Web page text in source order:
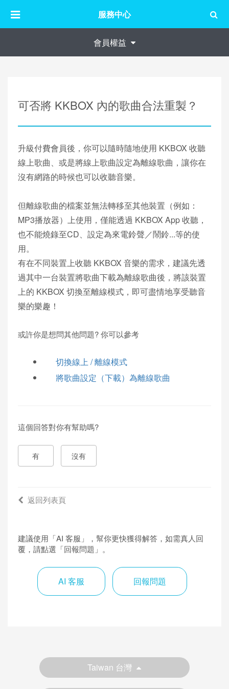
服務中心
會員權益
可否將 KKBOX 內的歌曲合法重製？
升級付費會員後，你可以隨時隨地使用 KKBOX 收聽
線上歌曲、或是將線上歌曲設定為離線歌曲，讓你在
沒有網路的時候也可以收聽音樂。
但離線歌曲的檔案並無法轉移至其他裝置（例如：
MP3播放器）上使用，僅能透過 KKBOX App 收聽，
也不能燒錄至CD、設定為來電鈴聲／鬧鈴...等的使
用。
有在不同裝置上收聽 KKBOX 音樂的需求，建議先透
過其中一台裝置將歌曲下載為離線歌曲後，將該裝置
上的 KKBOX 切換至離線模式，即可盡情地享受聽音
樂的樂趣！
或許你是想問其他問題? 你可以參考
切換線上 / 離線模式
將歌曲設定（下載）為離線歌曲
這個回答對你有幫助嗎?
有 沒有
返回列表頁
建議使用「AI 客服」，幫你更快獲得解答，如需真人回
覆，請點選「回報問題」。
AI 客服 回報問題
Taiwan 台灣